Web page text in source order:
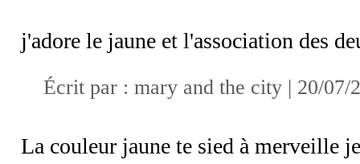
j'adore le jaune et l'association des
Écrit par : mary and the city | 20/07/
La couleur jaune te sied à merveille